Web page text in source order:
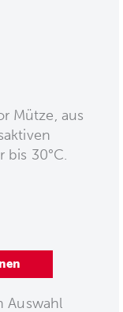
Mütze, aus
bis 30°C.
Auswahl